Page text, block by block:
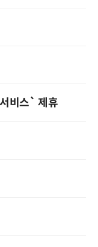
비스` 제휴